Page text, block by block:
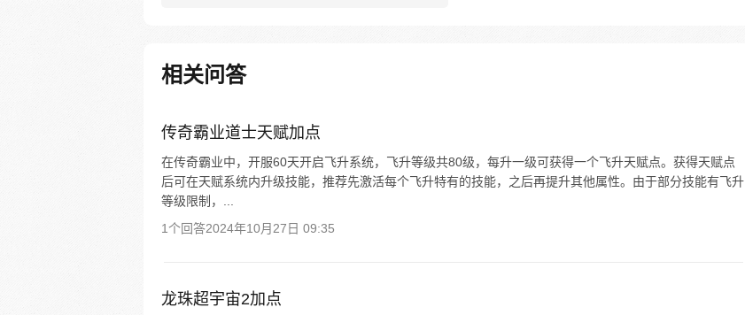
相关问答
传奇霸业道士天赋加点
在传奇霸业中，开服60天开启飞升系统，飞升等级共80级，每升一级可获得一个飞升天赋点。获得天赋点
后可在天赋系统内升级技能，推荐先激活每个飞升特有的技能，之后再提升其他属性。由于部分技能有飞升
等级限制，...
1个回答2024年10月27日 09:35
龙珠超宇宙2加点